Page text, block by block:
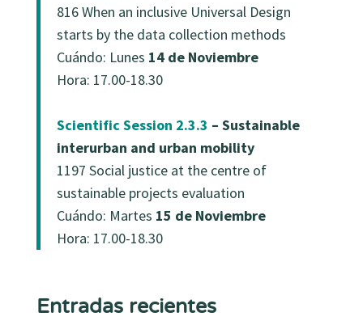
816 When an inclusive Universal Design
starts by the data collection methods
Cuándo: Lunes 14 de Noviembre
Hora: 17.00-18.30
Scientific Session 2.3.3 – Sustainable
interurban and urban mobility
1197 Social justice at the centre of
sustainable projects evaluation
Cuándo: Martes 15 de Noviembre
Hora: 17.00-18.30
Entradas recientes